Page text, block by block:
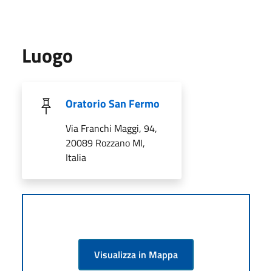
Luogo
Oratorio San Fermo
Via Franchi Maggi, 94,
20089 Rozzano MI,
Italia
Visualizza in Mappa